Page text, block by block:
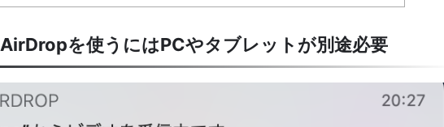
AirDropを使うにはPCやタブレットが別途必要